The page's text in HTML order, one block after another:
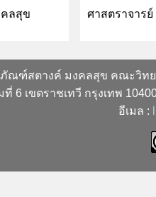
คลสุข ศาสตราจาร
ณฑ์สตางค์ มงคลสุข คณะวิทย
6 เขตราชเทวี กรุงเทพ
อีเมล :